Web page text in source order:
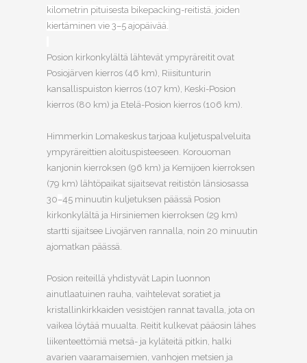
kilometrin pituisesta bikepacking-reitistä, joiden
kiertäminen vie 3–5 ajopäivää.
Posion kirkonkylältä lähtevät ympyräreitit ovat
Posiojärven kierros (46 km), Riisitunturin
kansallispuiston kierros (107 km), Keski-Posion
kierros (80 km) ja Etelä-Posion kierros (106 km).
Himmerkin Lomakeskus tarjoaa kuljetuspalveluita
ympyräreittien aloituspisteeseen. Korouoman
kanjonin kierroksen (96 km) ja Kemijoen kierroksen
(79 km) lähtöpaikat sijaitsevat reitistön länsiosassa
30–45 minuutin kuljetuksen päässä Posion
kirkonkylältä ja Hirsiniemen kierroksen (29 km)
startti sijaitsee Livojärven rannalla, noin 20 minuutin
ajomatkan päässä.
Posion reiteillä yhdistyvät Lapin luonnon
ainutlaatuinen rauha, vaihtelevat soratiet ja
kristallinkirkkaiden vesistöjen rannat tavalla, jota on
vaikea löytää muualta. Reitit kulkevat pääosin lähes
liikenteettömiä metsä- ja kyläteitä pitkin, halki
avarien vaaramaisemien, vanhojen metsien ja